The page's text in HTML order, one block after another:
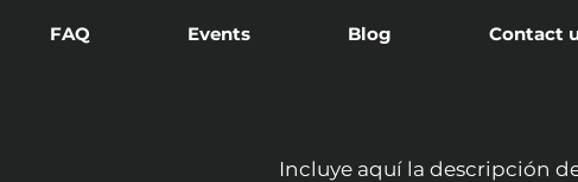
FAQ Events Blog Contact
Incluye aquí la descripción